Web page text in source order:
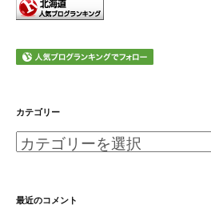
カテゴリー
カ
ゴ
最近のコメント